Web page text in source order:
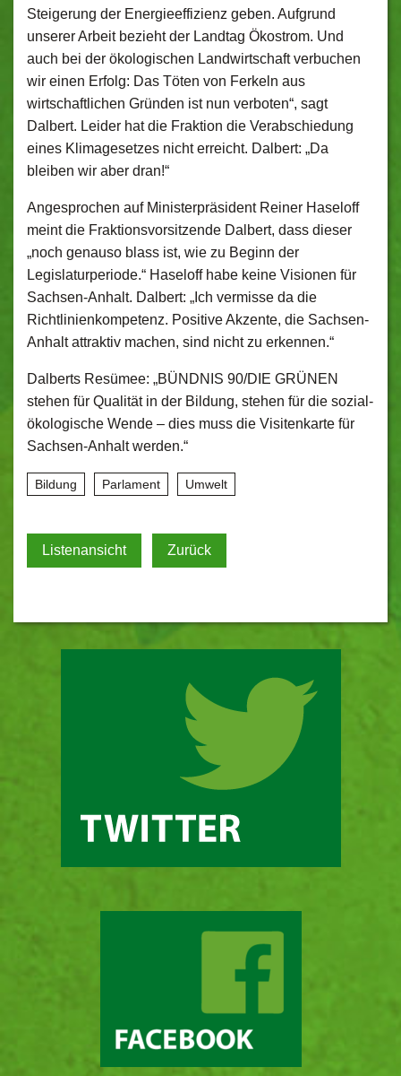
Steigerung der Energieeffizienz geben. Aufgrund
unserer Arbeit bezieht der Landtag Ökostrom. Und
auch bei der ökologischen Landwirtschaft verbuchen
wir einen Erfolg: Das Töten von Ferkeln aus
wirtschaftlichen Gründen ist nun verboten“, sagt
Dalbert. Leider hat die Fraktion die Verabschiedung
eines Klimagesetzes nicht erreicht. Dalbert: „Da
bleiben wir aber dran!“
Angesprochen auf Ministerpräsident Reiner Haseloff
meint die Fraktionsvorsitzende Dalbert, dass dieser
„noch genauso blass ist, wie zu Beginn der
Legislaturperiode.“ Haseloff habe keine Visionen für
Sachsen-Anhalt. Dalbert: „Ich vermisse da die
Richtlinienkompetenz. Positive Akzente, die Sachsen-
Anhalt attraktiv machen, sind nicht zu erkennen.“
Dalberts Resümee: „BÜNDNIS 90/DIE GRÜNEN
stehen für Qualität in der Bildung, stehen für die sozial-
ökologische Wende – dies muss die Visitenkarte für
Sachsen-Anhalt werden.“
Bildung Parlament Umwelt
Listenansicht Zurück